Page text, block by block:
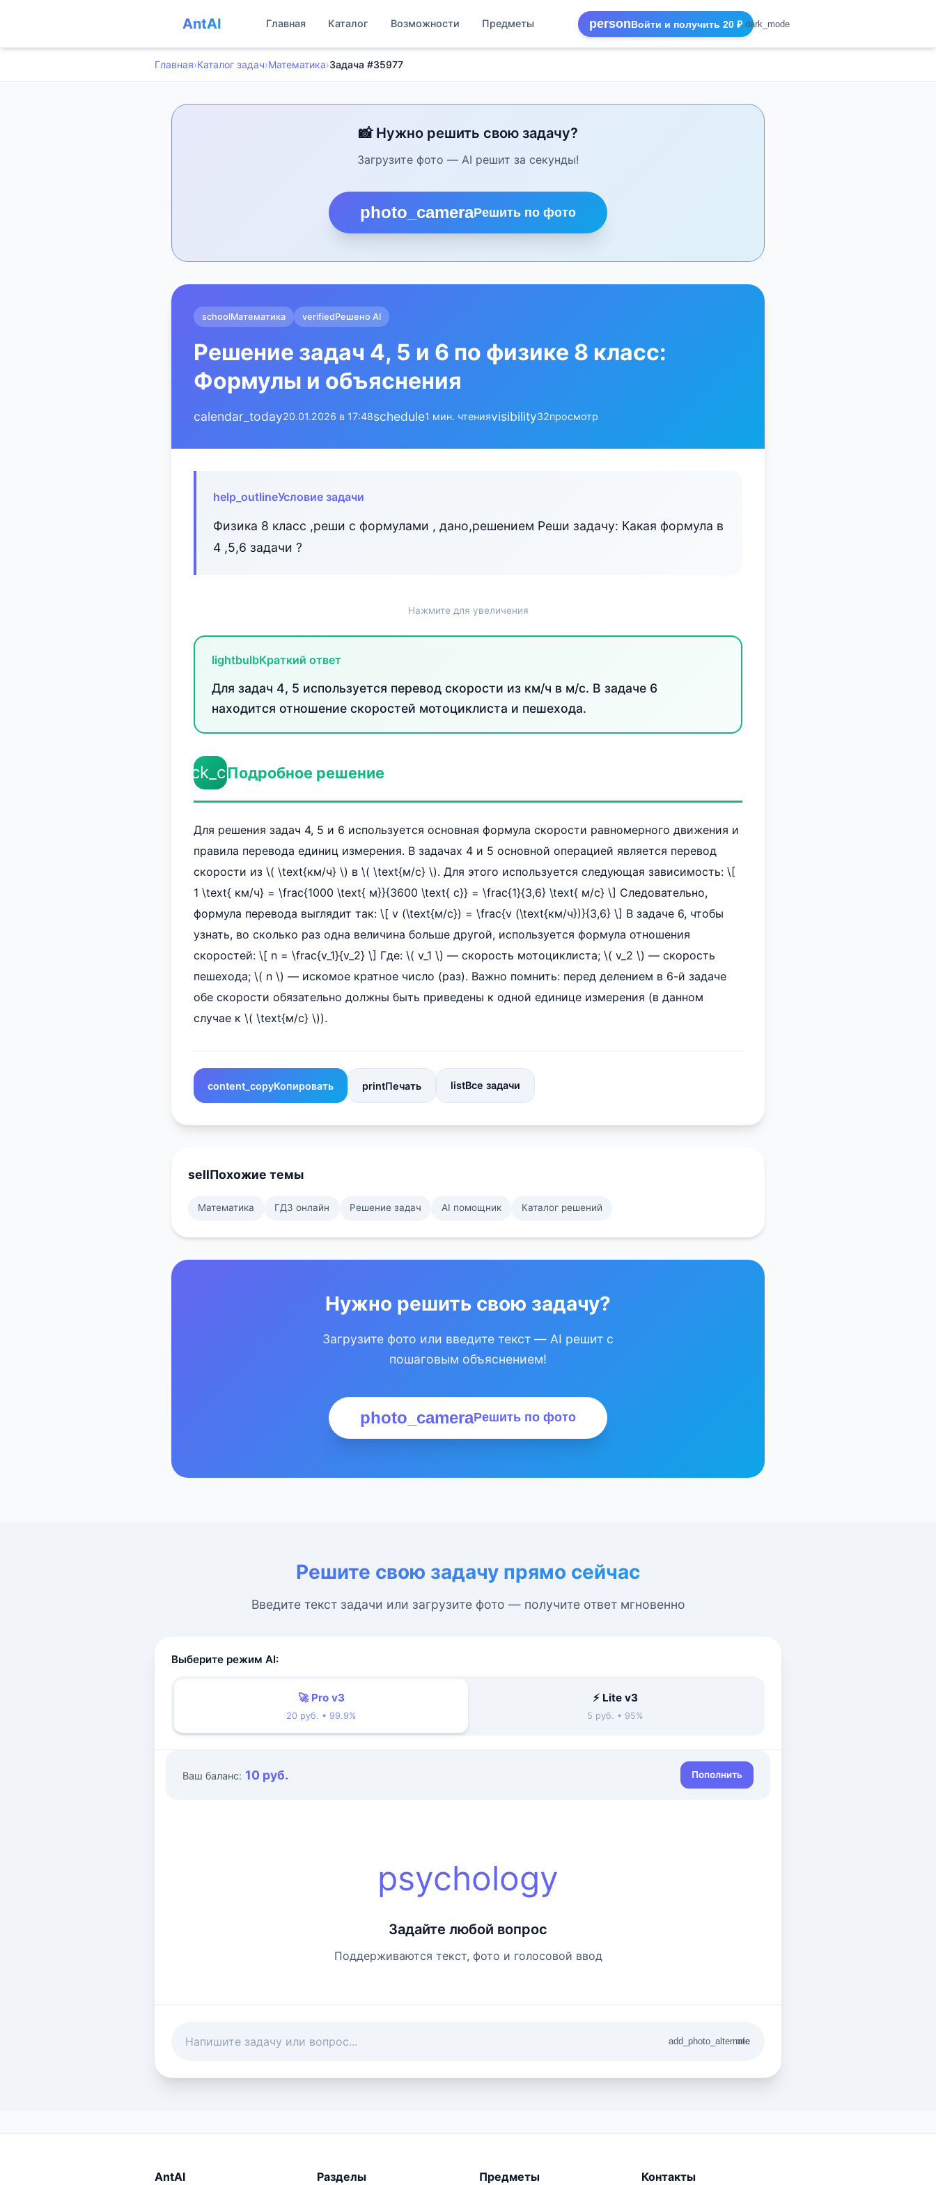
AntAI Главная Каталог Возможности Предметы personВойти и получить 20 ₽ dark_mode
Главная›Каталог задач›Математика›Задача #35977
📸 Нужно решить свою задачу?
Загрузите фото — AI решит за секунды!
photo_cameraРешить по фото
schoolМатематика verifiedРешено AI
Решение задач 4, 5 и 6 по физике 8 класс:
Формулы и объяснения
calendar_today20.01.2026 в 17:48schedule1 мин. чтенияvisibility32просмотр
help_outlineУсловие задачи
Физика 8 класс ,реши с формулами , дано,решением Реши задачу: Какая формула в
4 ,5,6 задачи ?
Нажмите для увеличения
lightbulbКраткий ответ
Для задач 4, 5 используется перевод скорости из км/ч в м/с. В задаче 6
находится отношение скоростей мотоциклиста и пешехода.
check_circleПодробное решение
Для решения задач 4, 5 и 6 используется основная формула скорости равномерного движения и
правила перевода единиц измерения. В задачах 4 и 5 основной операцией является перевод
скорости из \( \text{км/ч} \) в \( \text{м/с} \). Для этого используется следующая зависимость: \[
1 \text{ км/ч} = \frac{1000 \text{ м}}{3600 \text{ с}} = \frac{1}{3,6} \text{ м/с} \] Следовательно,
формула перевода выглядит так: \[ v (\text{м/с}) = \frac{v (\text{км/ч})}{3,6} \] В задаче 6, чтобы
узнать, во сколько раз одна величина больше другой, используется формула отношения
скоростей: \[ n = \frac{v_1}{v_2} \] Где: \( v_1 \) — скорость мотоциклиста; \( v_2 \) — скорость
пешехода; \( n \) — искомое кратное число (раз). Важно помнить: перед делением в 6-й задаче
обе скорости обязательно должны быть приведены к одной единице измерения (в данном
случае к \( \text{м/с} \)).
content_copyКопировать printПечать listВсе задачи
sellПохожие темы
Математика ГДЗ онлайн Решение задач AI помощник Каталог решений
Нужно решить свою задачу?
Загрузите фото или введите текст — AI решит с
пошаговым объяснением!
photo_cameraРешить по фото
Решите свою задачу прямо сейчас
Введите текст задачи или загрузите фото — получите ответ мгновенно
Выберите режим AI:
🚀 Pro v3
20 руб. • 99.9%
⚡ Lite v3
5 руб. • 95%
Ваш баланс: 10 руб. Пополнить
psychology
Задайте любой вопрос
Поддерживаются текст, фото и голосовой ввод
add_photo_alternate
mic
AntAI Разделы Предметы Контакты